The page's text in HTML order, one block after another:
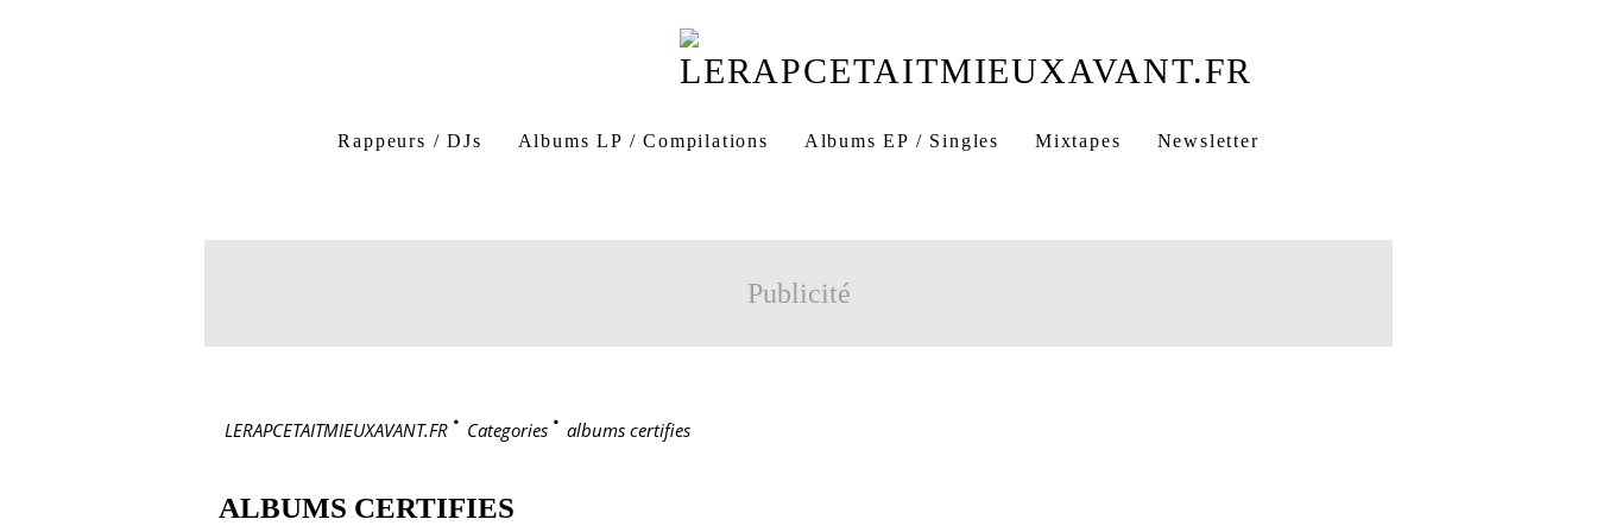
Rappeurs / DJs Albums LP / Compilations Albums EP / Singles Mixtapes Newsletter
Publicité
LERAPCETAITMIEUXAVANT.FR > Categories > albums certifies
ALBUMS CERTIFIES